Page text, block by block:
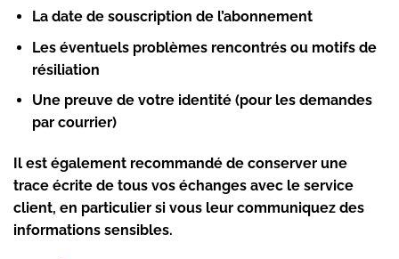
La date de souscription de l’abonnement
Les éventuels problèmes rencontrés ou motifs de
résiliation
Une preuve de votre identité (pour les demandes
par courrier)
Il est également recommandé de conserver une
trace écrite de tous vos échanges avec le service
client, en particulier si vous leur communiquez des
informations sensibles.